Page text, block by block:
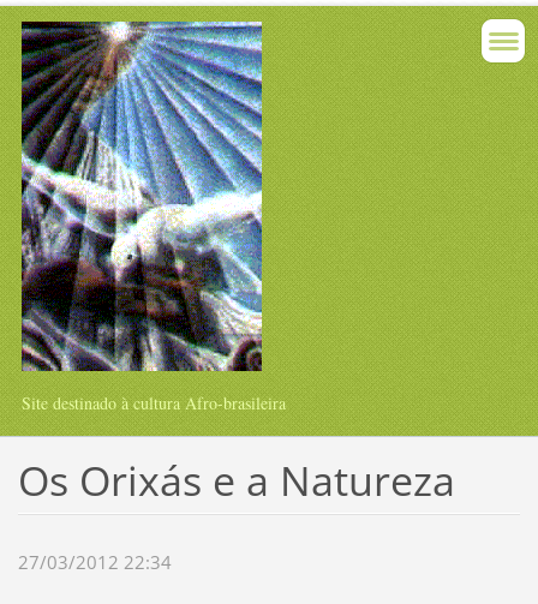
Site destinado à cultura Afro-brasileira
Os Orixás e a Natureza
27/03/2012 22:34